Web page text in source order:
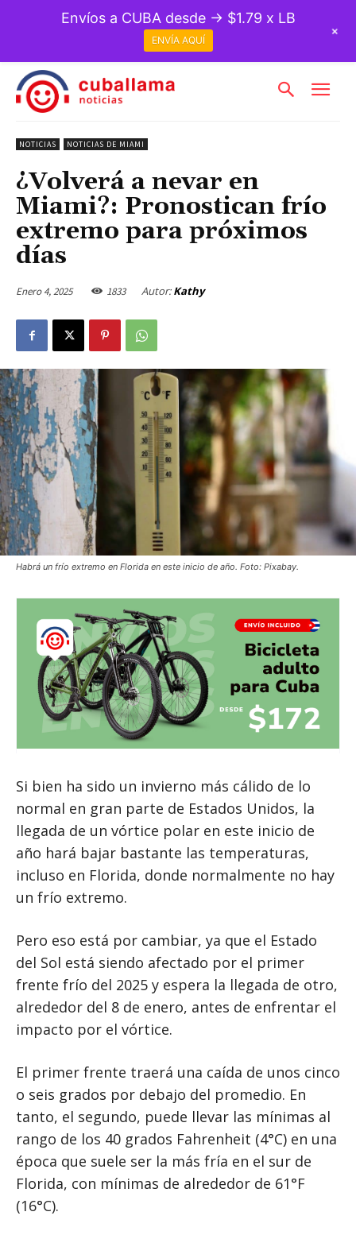
NOTICIAS NOTICIAS DE MIAMI
¿Volverá a nevar en
Miami?: Pronostican frío
extremo para próximos
días
Enero 4, 2025 1833 Autor: Kathy
Habrá un frío extremo en Florida en este inicio de año. Foto: Pixabay.
Si bien ha sido un invierno más cálido de lo
normal en gran parte de Estados Unidos, la
llegada de un vórtice polar en este inicio de
año hará bajar bastante las temperaturas,
incluso en Florida, donde normalmente no hay
un frío extremo.
Pero eso está por cambiar, ya que el Estado
del Sol está siendo afectado por el primer
frente frío del 2025 y espera la llegada de otro,
alrededor del 8 de enero, antes de enfrentar el
impacto por el vórtice.
El primer frente traerá una caída de unos cinco
o seis grados por debajo del promedio. En
tanto, el segundo, puede llevar las mínimas al
rango de los 40 grados Fahrenheit (4°C) en una
época que suele ser la más fría en el sur de
Florida, con mínimas de alrededor de 61°F
(16°C).
Envíos a CUBA desde → $1.79 x LB
ENVÍA AQUÍ
+